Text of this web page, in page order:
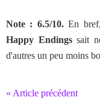
Note : 6.5/10.En bref,
Happy Endingssait
d'autres un peu moins
« Article précédent